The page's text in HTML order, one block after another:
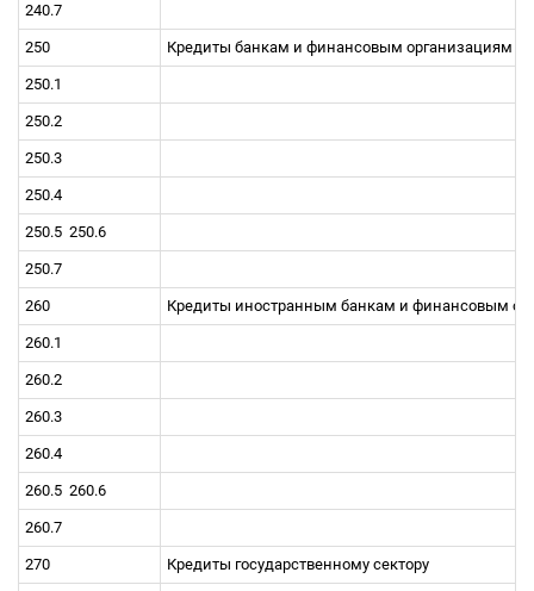
240.7
250 Кредиты банкам и финансовым организациям
250.1
250.2
250.3
250.4
250.5 250.6
250.7
260 Кредиты иностранным банкам и финансовым
260.1
260.2
260.3
260.4
260.5 260.6
260.7
270 Кредиты государственному сектору